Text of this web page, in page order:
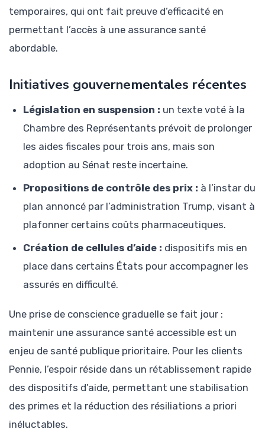
temporaires, qui ont fait preuve d’efficacité en
permettant l’accès à une assurance santé
abordable.
Initiatives gouvernementales récentes
Législation en suspension : un texte voté à la
Chambre des Représentants prévoit de prolonger
les aides fiscales pour trois ans, mais son
adoption au Sénat reste incertaine.
Propositions de contrôle des prix : à l’instar du
plan annoncé par l’administration Trump, visant à
plafonner certains coûts pharmaceutiques.
Création de cellules d’aide : dispositifs mis en
place dans certains États pour accompagner les
assurés en difficulté.
Une prise de conscience graduelle se fait jour :
maintenir une assurance santé accessible est un
enjeu de santé publique prioritaire. Pour les clients
Pennie, l’espoir réside dans un rétablissement rapide
des dispositifs d’aide, permettant une stabilisation
des primes et la réduction des résiliations a priori
inéluctables.